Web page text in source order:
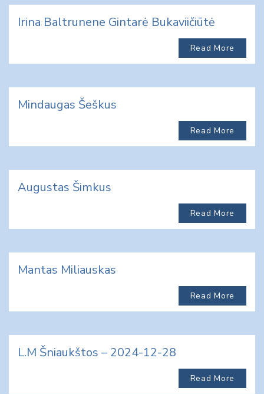
Irina Baltrunene Gintarė Bukaviičiūtė
Read More
Mindaugas Šeškus
Read More
Augustas Šimkus
Read More
Mantas Miliauskas
Read More
L.M Šniaukštos – 2024-12-28
Read More